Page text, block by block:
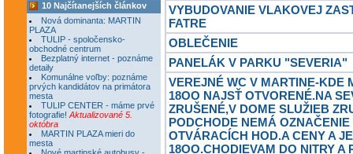
10 Najčítanejších článkov
Nová dominanta: MARTIN
PLAZA
TULIP - spoločensko-
obchodné centrum
Bezplatný internet - poznáme
detaily
Komunálne voľby: poznáme
prvých kandidátov na primátora
mesta
TULIP CENTER - máme prvé
fotografie! Aktualizované 5.
októbra
MARTIN PLAZA mieri do
mesta
VYBUDOVANIE VLAKOVEJ
FATRE
OBLEČENIE
PANELÁK V PARKU "SEVERIA"
VEREJNÉ WC V MARTINE-KDE
18OO NAJSŤ OTVORENÉ.NA
ZRUŠENÉ,V DOME SLUŽIEB
PODCHODE NEMÁ OZNAČENIE
OTVÁRACÍCH HOD.A CENY A
18OO.CHODIEVAM DO NITRY A